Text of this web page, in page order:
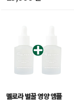
멜로라 벌꿀 영양 앰플